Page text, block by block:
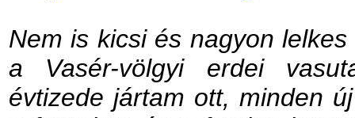
Nem is kicsi és nagyon
a Vasér-völgyi erdei
évtizede jártam ott, minden